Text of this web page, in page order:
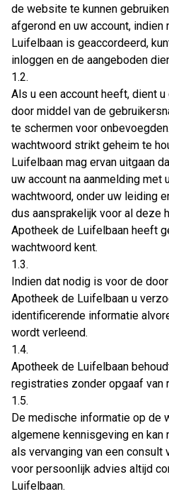
de website te kunnen
afgerond en uw account,
Luifelbaan is geaccordeerd,
inloggen en de aangeboden
1.2.
Als u een account heeft, dient
door middel van de
te schermen voor
wachtwoord strikt geheim te
Luifelbaan mag ervan uitgaan
uw account na aanmelding met
wachtwoord, onder uw leiding
dus aansprakelijk voor al deze
Apotheek de Luifelbaan heeft
wachtwoord kent.
1.3.
Indien dat nodig is voor de
Apotheek de Luifelbaan u
identificerende informatie
wordt verleend.
1.4.
Apotheek de Luifelbaan
registraties zonder opgaaf van
1.5.
De medische informatie op de
algemene kennisgeving en
als vervanging van een consult
voor persoonlijk advies altijd
Luifelbaan.